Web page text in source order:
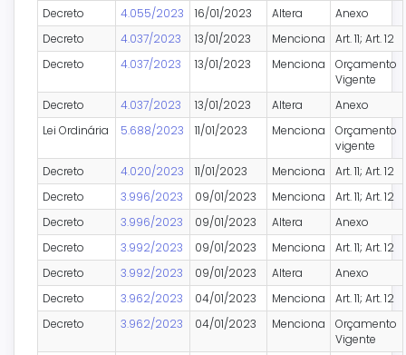
Decreto
4.055/2023 16/01/2023 Altera
Anexo
Decreto
4.037/2023 13/01/2023 Menciona
Art. 11; Art. 12
Decreto
4.037/2023 13/01/2023 Menciona
Orçamento
Vigente
Decreto
4.037/2023 13/01/2023 Altera
Anexo
Lei Ordinária
5.688/2023 11/01/2023 Menciona
Orçamento
vigente
Decreto
4.020/2023 11/01/2023 Menciona
Art. 11; Art. 12
Decreto
3.996/2023 09/01/2023 Menciona
Art. 11; Art. 12
Decreto
3.996/2023 09/01/2023 Altera
Anexo
Decreto
3.992/2023 09/01/2023 Menciona
Art. 11; Art. 12
Decreto
3.992/2023 09/01/2023 Altera
Anexo
Decreto
3.962/2023 04/01/2023 Menciona
Art. 11; Art. 12
Decreto
3.962/2023 04/01/2023 Menciona
Orçamento
Vigente